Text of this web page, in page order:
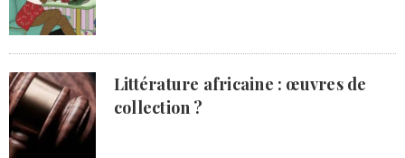
Littérature africaine : œuvres de
collection ?